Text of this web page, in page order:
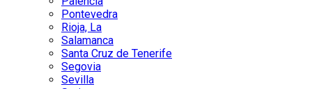
Pontevedra
Rioja, La
Salamanca
Santa Cruz de Tenerife
Segovia
Sevilla